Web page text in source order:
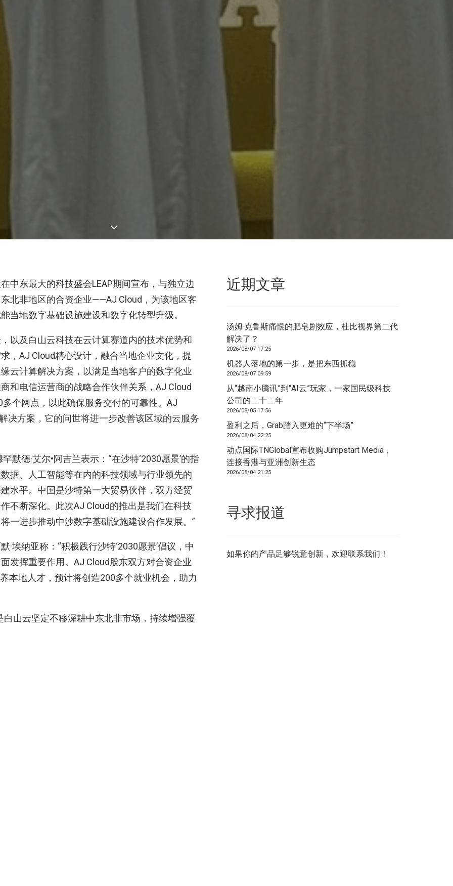
中东最大的科技盛会LEAP期间宣布，与独立边
北非地区的合资企业——AJ Cloud，为该地区客
当地数字基础设施建设和数字化转型升级。
以及白山云科技在云计算赛道内的技术优势和
，AJ Cloud精心设计，融合当地企业文化，提
云计算解决方案，以满足当地客户的数字化业
和电信运营商的战略合作伙伴关系，AJ Cloud
个网点，以此确保服务交付的可靠性。AJ
决方案，它的问世将进一步改善该区域的云服务
默德·艾尔•阿吉兰表示：“在沙特‘2030愿景’的指
据、人工智能等在内的科技领域与行业领先的
水平。中国是沙特第一大贸易伙伴，双方经贸
不断深化。此次AJ Cloud的推出是我们在科技
一进步推动中沙数字基础设施建设合作发展。”
埃纳亚称：“积极践行沙特‘2030愿景’倡议，中
发挥重要作用。AJ Cloud股东双方对合资企业
本地人才，预计将创造200多个就业机会，助力
山云坚定不移深耕中东北非市场，持续增强覆
近期文章
汤姆·克鲁斯痛恨的肥皂剧效应，杜比视界第二代
解决了？
2026/08/07 17:25
机器人落地的第一步，是把东西抓稳
2026/08/07 09:59
从“越南小腾讯”到“AI云”玩家，一家国民级科技
公司的二十二年
2026/08/05 17:56
盈利之后，Grab踏入更难的“下半场”
2026/08/04 22:25
动点国际TNGlobal宣布收购Jumpstart Media，
连接香港与亚洲创新生态
2026/08/04 21:25
寻求报道
如果你的产品足够锐意创新，欢迎联系我们 ！